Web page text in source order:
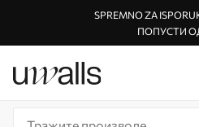
SPREMNO ZA
ПОПУСТИ